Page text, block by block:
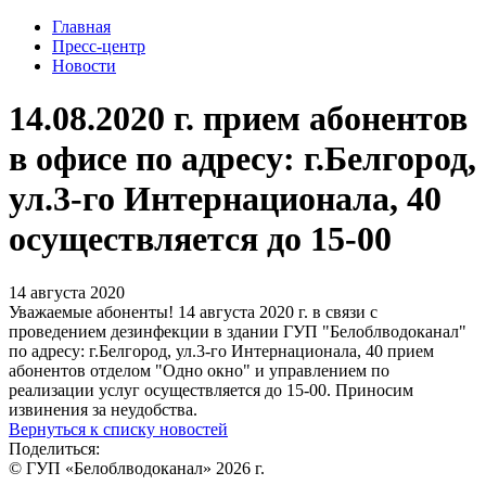
Главная
Пресс-центр
Новости
14.08.2020 г. прием абонентов
в офисе по адресу: г.Белгород,
ул.3-го Интернационала, 40
осуществляется до 15-00
14 августа 2020
Уважаемые абоненты! 14 августа 2020 г. в связи с
проведением дезинфекции в здании ГУП "Белоблводоканал"
по адресу: г.Белгород, ул.3-го Интернационала, 40 прием
абонентов отделом "Одно окно" и управлением по
реализации услуг осуществляется до 15-00. Приносим
извинения за неудобства.
Вернуться к списку новостей
Поделиться:
© ГУП «Белоблводоканал» 2026 г.